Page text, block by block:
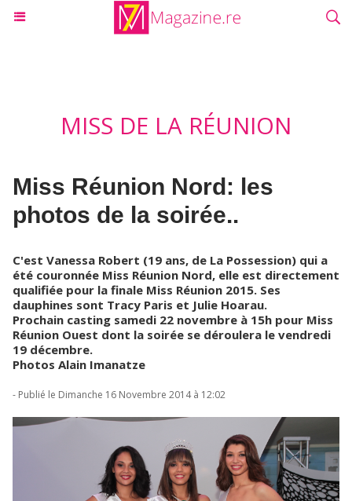
MISS DE LA RÉUNION
Miss Réunion Nord: les
photos de la soirée..
C'est Vanessa Robert (19 ans, de La Possession) qui a
été couronnée Miss Réunion Nord, elle est directement
qualifiée pour la finale Miss Réunion 2015. Ses
dauphines sont Tracy Paris et Julie Hoarau.
Prochain casting samedi 22 novembre à 15h pour Miss
Réunion Ouest dont la soirée se déroulera le vendredi
19 décembre.
Photos Alain Imanatze
- Publié le Dimanche 16 Novembre 2014 à 12:02